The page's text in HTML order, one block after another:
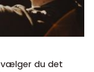
vælger du det